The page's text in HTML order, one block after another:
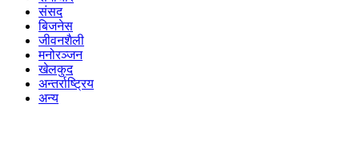
संसद
बिजनेस
जीवनशैली
मनोरञ्जन
खेलकुद
अन्तर्राष्ट्रिय
अन्य